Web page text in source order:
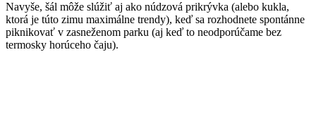
Navyše, šál môže slúžiť aj ako núdzová prikrývka (alebo kukla,
ktorá je túto zimu maximálne trendy), keď sa rozhodnete spontánne
piknikovať v zasneženom parku (aj keď to neodporúčame bez
termosky horúceho čaju).